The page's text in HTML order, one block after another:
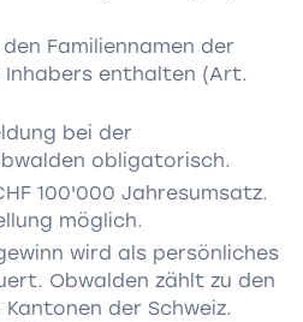
den Familiennamen der
Inhabers enthalten (Art.
bei der
obligatorisch.
100'000 Jahresumsatz.
möglich.
wird als persönliches
Obwalden zählt zu den
der Schweiz.